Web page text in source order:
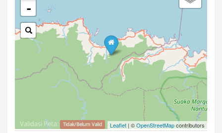
-
Leaflet | ©OpenStreetMapcontributors
Validasi Peta: Tidak/Belum Valid